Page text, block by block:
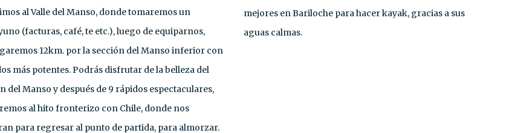
al Valle del Manso, donde tomaremos un
(facturas, café, te etc.), luego de equiparnos,
12km. por la sección del Manso inferior con
más potentes. Podrás disfrutar de la belleza del
del Manso y después de 9 rápidos espectaculares,
al hito fronterizo con Chile, donde nos
para regresar al punto de partida, para almorzar.
mejores en Bariloche para hacer kayak, gracias a sus
aguas calmas.